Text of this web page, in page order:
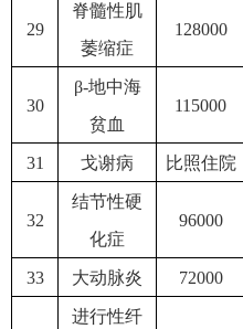
29
脊髓性肌
萎缩症
128000
30
β-地中海
贫血
115000
31 戈谢病 比照住院
32
结节性硬
化症
96000
33 大动脉炎 72000
进行性纤